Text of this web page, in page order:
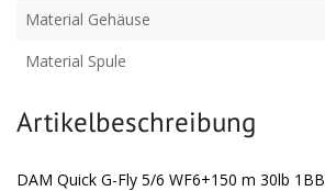
Material Gehäuse
Material Spule
Artikelbeschreibung
DAM Quick G-Fly 5/6 WF6+150 m 30lb 1BB